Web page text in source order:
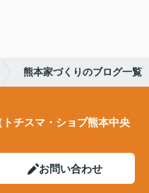
熊本家づくりのブログ一覧
チスマ・ショプ熊本中央
お問い合わせ